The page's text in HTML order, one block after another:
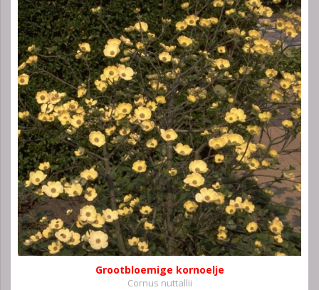
Grootbloemige kornoelje
Cornus nuttallii